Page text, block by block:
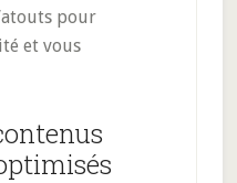
pour
et vous